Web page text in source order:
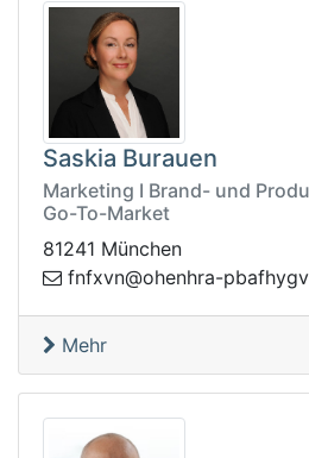
Saskia Burauen
Marketing I Brand- und
Go-To-Market
81241 München
.tavgyhfabp-
Mehr